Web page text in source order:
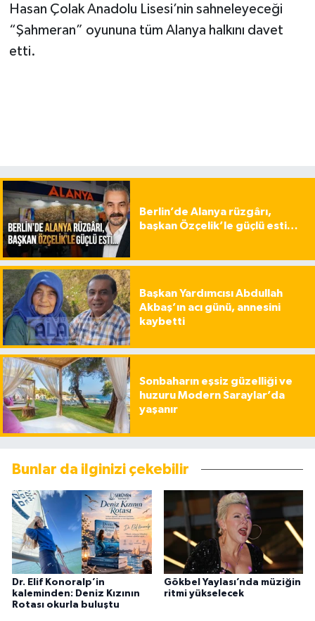
Hasan Çolak Anadolu Lisesi’nin sahneleyeceği
“Şahmeran” oyununa tüm Alanya halkını davet
etti.
Berlin’de Alanya rüzgârı,
başkan Özçelik’le güçlü esti…
Başkan Yardımcısı Abdullah
Akbaş’ın acı günü, annesini
kaybetti
Sonbaharın eşsiz güzelliği ve
huzuru Modern Saraylar’da
yaşanır
Bunlar da ilginizi çekebilir
Dr. Elif Konoralp’in
kaleminden: Deniz Kızının
Rotası okurla buluştu
Gökbel Yaylası’nda müziğin
ritmi yükselecek